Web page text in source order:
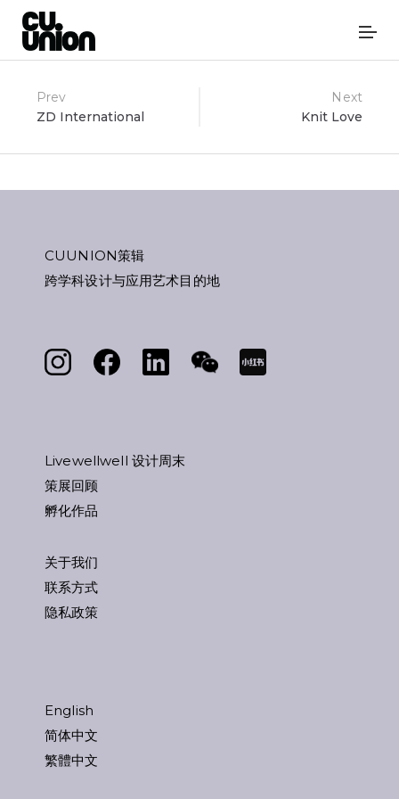
Post
navigation
Prev
ZD International
Next
Knit Love
CUUNION策辑
跨学科设计与应用艺术目的地
Livewellwell 设计周末
策展回顾
孵化作品
关于我们
联系方式
隐私政策
English
简体中文
繁體中文